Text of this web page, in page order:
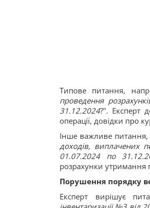
Типове питання,
проведення
31.12.2024?". Експерт
операції, довідки про
Інше важливе
доходів, виплачених
01.07.2024 по
розрахунки утримання
Порушення порядку
Експерт вирішує